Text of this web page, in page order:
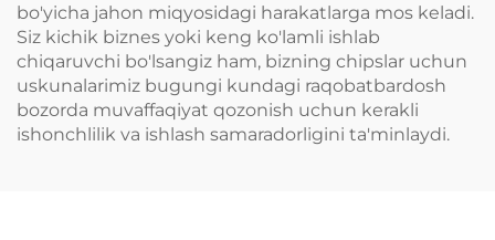
bo'yicha jahon miqyosidagi harakatlarga mos keladi.
Siz kichik biznes yoki keng ko'lamli ishlab
chiqaruvchi bo'lsangiz ham, bizning chipslar uchun
uskunalarimiz bugungi kundagi raqobatbardosh
bozorda muvaffaqiyat qozonish uchun kerakli
ishonchlilik va ishlash samaradorligini ta'minlaydi.